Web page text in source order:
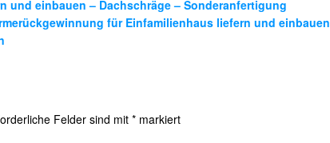
und einbauen – Dachschräge – Sonderanfertigung
für Einfamilienhaus liefern und einbauen
Felder sind mit* markiert